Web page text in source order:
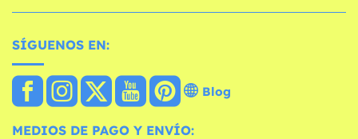
SÍGUENOS EN:
Blog
MEDIOS DE PAGO Y ENVÍO: